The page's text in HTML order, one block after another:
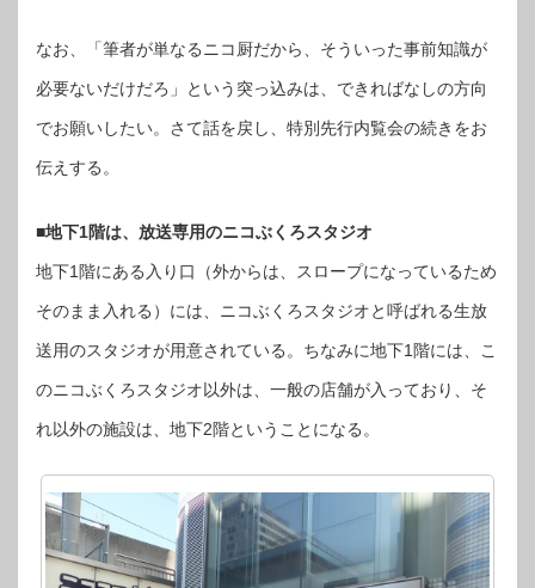
なお、「筆者が単なるニコ厨だから、そういった事前知識が
必要ないだけだろ」という突っ込みは、できればなしの方向
でお願いしたい。さて話を戻し、特別先行内覧会の続きをお
伝えする。
■地下1階は、放送専用のニコぶくろスタジオ
地下1階にある入り口（外からは、スロープになっているため
そのまま入れる）には、ニコぶくろスタジオと呼ばれる生放
送用のスタジオが用意されている。ちなみに地下1階には、こ
のニコぶくろスタジオ以外は、一般の店舗が入っており、そ
れ以外の施設は、地下2階ということになる。